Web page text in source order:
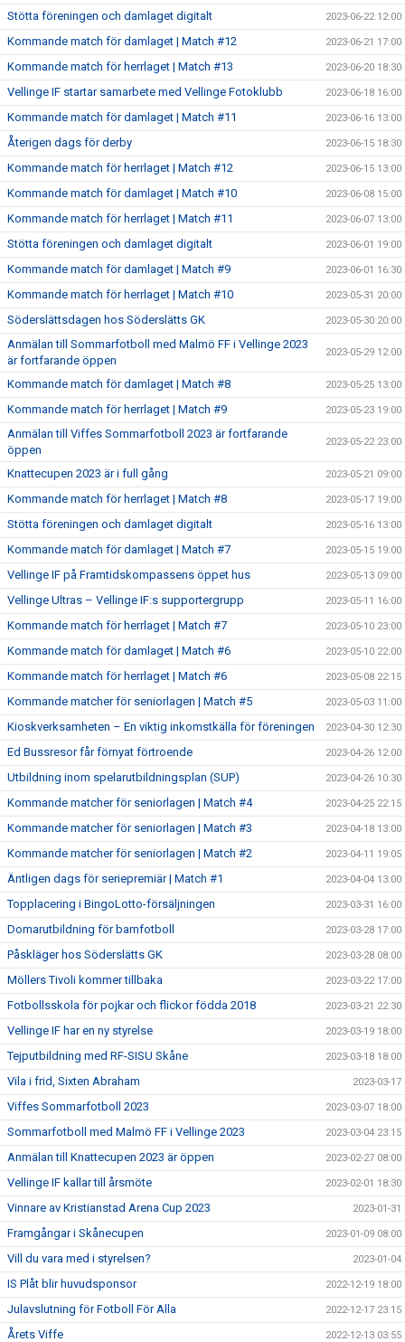
Stötta föreningen och damlaget digitalt 2023-06-22 12:00
Kommande match för damlaget | Match #12 2023-06-21 17:00
Kommande match för herrlaget | Match #13 2023-06-20 18:30
Vellinge IF startar samarbete med Vellinge Fotoklubb 2023-06-18 16:00
Kommande match för damlaget | Match #11 2023-06-16 13:00
Återigen dags för derby 2023-06-15 18:30
Kommande match för herrlaget | Match #12 2023-06-15 13:00
Kommande match för damlaget | Match #10 2023-06-08 15:00
Kommande match för herrlaget | Match #11 2023-06-07 13:00
Stötta föreningen och damlaget digitalt 2023-06-01 19:00
Kommande match för damlaget | Match #9 2023-06-01 16:30
Kommande match för herrlaget | Match #10 2023-05-31 20:00
Söderslättsdagen hos Söderslätts GK 2023-05-30 20:00
Anmälan till Sommarfotboll med Malmö FF i Vellinge 2023
är fortfarande öppen
2023-05-29 12:00
Kommande match för damlaget | Match #8 2023-05-25 13:00
Kommande match för herrlaget | Match #9 2023-05-23 19:00
Anmälan till Viffes Sommarfotboll 2023 är fortfarande
öppen
2023-05-22 23:00
Knattecupen 2023 är i full gång 2023-05-21 09:00
Kommande match för herrlaget | Match #8 2023-05-17 19:00
Stötta föreningen och damlaget digitalt 2023-05-16 13:00
Kommande match för damlaget | Match #7 2023-05-15 19:00
Vellinge IF på Framtidskompassens öppet hus 2023-05-13 09:00
Vellinge Ultras – Vellinge IF:s supportergrupp 2023-05-11 16:00
Kommande match för herrlaget | Match #7 2023-05-10 23:00
Kommande match för damlaget | Match #6 2023-05-10 22:00
Kommande match för herrlaget | Match #6 2023-05-08 22:15
Kommande matcher för seniorlagen | Match #5 2023-05-03 11:00
Kioskverksamheten – En viktig inkomstkälla för föreningen 2023-04-30 12:30
Ed Bussresor får förnyat förtroende 2023-04-26 12:00
Utbildning inom spelarutbildningsplan (SUP) 2023-04-26 10:30
Kommande matcher för seniorlagen | Match #4 2023-04-25 22:15
Kommande matcher för seniorlagen | Match #3 2023-04-18 13:00
Kommande matcher för seniorlagen | Match #2 2023-04-11 19:05
Äntligen dags för seriepremiär | Match #1 2023-04-04 13:00
Topplacering i BingoLotto-försäljningen 2023-03-31 16:00
Domarutbildning för barnfotboll 2023-03-28 17:00
Påskläger hos Söderslätts GK 2023-03-28 08:00
Möllers Tivoli kommer tillbaka 2023-03-22 17:00
Fotbollsskola för pojkar och flickor födda 2018 2023-03-21 22:30
Vellinge IF har en ny styrelse 2023-03-19 18:00
Tejputbildning med RF-SISU Skåne 2023-03-18 18:00
Vila i frid, Sixten Abraham 2023-03-17
Viffes Sommarfotboll 2023 2023-03-07 18:00
Sommarfotboll med Malmö FF i Vellinge 2023 2023-03-04 23:15
Anmälan till Knattecupen 2023 är öppen 2023-02-27 08:00
Vellinge IF kallar till årsmöte 2023-02-01 18:30
Vinnare av Kristianstad Arena Cup 2023 2023-01-31
Framgångar i Skånecupen 2023-01-09 08:00
Vill du vara med i styrelsen? 2023-01-04
IS Plåt blir huvudsponsor 2022-12-19 18:00
Julavslutning för Fotboll För Alla 2022-12-17 23:15
Årets Viffe 2022-12-13 03:55